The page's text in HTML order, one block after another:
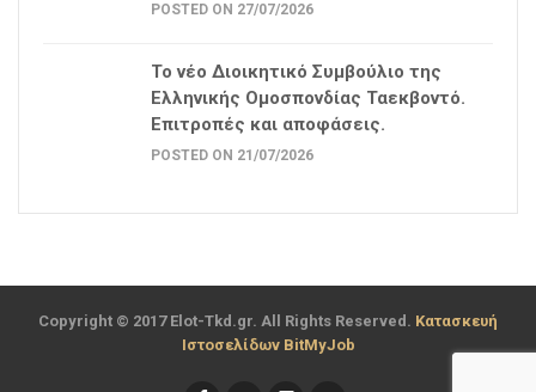
POSTED ON 27/07/2026
Το νέο Διοικητικό Συμβούλιο της
Ελληνικής Ομοσπονδίας Ταεκβοντό.
Επιτροπές και αποφάσεις.
POSTED ON 21/07/2026
Copyright © 2017 Elot-Tkd.gr. All Rights Reserved. Κατασκευή
Ιστοσελίδων BitMyJob